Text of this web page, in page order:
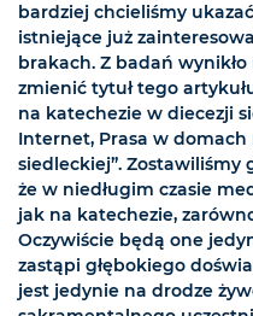
bardziej chcieliśmy
istniejące już
brakach. Z badań wynikło
zmienić tytuł tego
na katechezie w diecezji
Internet, Prasa w domach
siedleckiej”. Zostawiliśmy
że w niedługim czasie
jak na katechezie,
Oczywiście będą one
zastąpi głębokiego
jest jedynie na drodze